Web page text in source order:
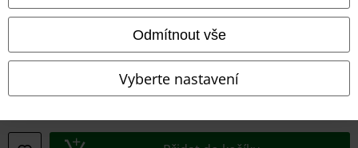
Odmítnout vše
Vyberte nastavení
Ochrana osobních údajů
Prohlášení o shodě